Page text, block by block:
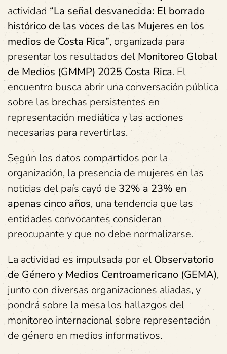
actividad “La señal desvanecida: El borrado
histórico de las voces de las Mujeres en los
medios de Costa Rica”, organizada para
presentar los resultados del Monitoreo Global
de Medios (GMMP) 2025 Costa Rica. El
encuentro busca abrir una conversación pública
sobre las brechas persistentes en
representación mediática y las acciones
necesarias para revertirlas.
Según los datos compartidos por la
organización, la presencia de mujeres en las
noticias del país cayó de 32% a 23% en
apenas cinco años, una tendencia que las
entidades convocantes consideran
preocupante y que no debe normalizarse.
La actividad es impulsada por el Observatorio
de Género y Medios Centroamericano (GEMA),
junto con diversas organizaciones aliadas, y
pondrá sobre la mesa los hallazgos del
monitoreo internacional sobre representación
de género en medios informativos.